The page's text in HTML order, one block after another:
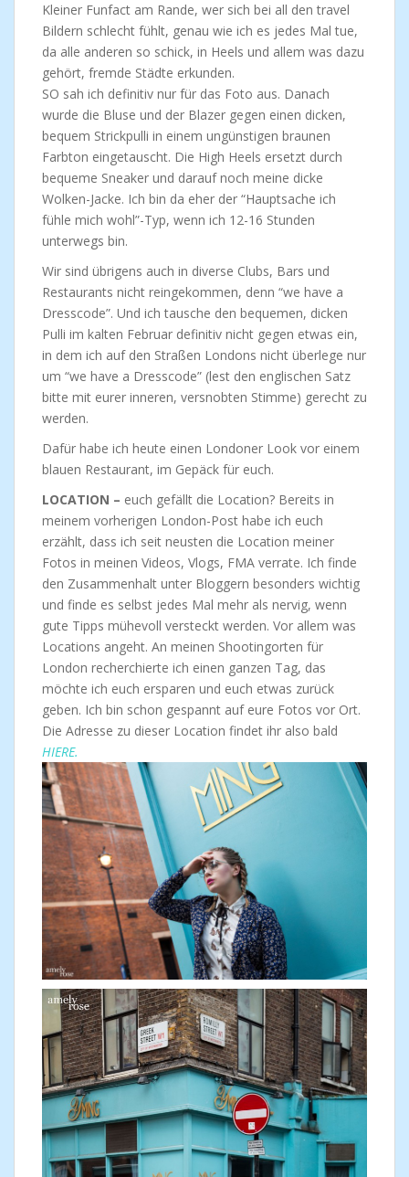
Kleiner Funfact am Rande, wer sich bei all den travel
Bildern schlecht fühlt, genau wie ich es jedes Mal tue,
da alle anderen so schick, in Heels und allem was dazu
gehört, fremde Städte erkunden.
SO sah ich definitiv nur für das Foto aus. Danach
wurde die Bluse und der Blazer gegen einen dicken,
bequem Strickpulli in einem ungünstigen braunen
Farbton eingetauscht. Die High Heels ersetzt durch
bequeme Sneaker und darauf noch meine dicke
Wolken-Jacke. Ich bin da eher der “Hauptsache ich
fühle mich wohl”-Typ, wenn ich 12-16 Stunden
unterwegs bin.
Wir sind übrigens auch in diverse Clubs, Bars und
Restaurants nicht reingekommen, denn “we have a
Dresscode”. Und ich tausche den bequemen, dicken
Pulli im kalten Februar definitiv nicht gegen etwas ein,
in dem ich auf den Straßen Londons nicht überlege nur
um “we have a Dresscode” (lest den englischen Satz
bitte mit eurer inneren, versnobten Stimme) gerecht zu
werden.
Dafür habe ich heute einen Londoner Look vor einem
blauen Restaurant, im Gepäck für euch.
LOCATION – euch gefällt die Location? Bereits in
meinem vorherigen London-Post habe ich euch
erzählt, dass ich seit neusten die Location meiner
Fotos in meinen Videos, Vlogs, FMA verrate. Ich finde
den Zusammenhalt unter Bloggern besonders wichtig
und finde es selbst jedes Mal mehr als nervig, wenn
gute Tipps mühevoll versteckt werden. Vor allem was
Locations angeht. An meinen Shootingorten für
London recherchierte ich einen ganzen Tag, das
möchte ich euch ersparen und euch etwas zurück
geben. Ich bin schon gespannt auf eure Fotos vor Ort.
Die Adresse zu dieser Location findet ihr also bald
HIERE.